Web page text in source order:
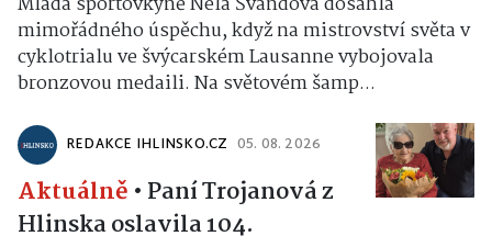
mimořádného úspěchu, když na mistrovství světa v
cyklotrialu ve švýcarském Lausanne vybojovala
bronzovou medaili. Na světovém šamp...
REDAKCE IHLINSKO.CZ 05. 08. 2026
Aktuálně • Paní Trojanová z
Hlinska oslavila 104.